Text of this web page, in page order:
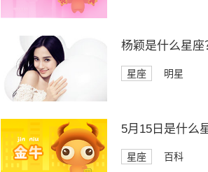
杨颖是什么星座
星座 明星
5月15日是什么
星座 百科